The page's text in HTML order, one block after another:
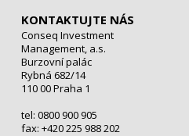
KONTAKTUJTE NÁS
Conseq Investment
Management, a.s.
Burzovní palác
Rybná 682/14
110 00 Praha 1
tel: 0800 900 905
fax: +420 225 988 202